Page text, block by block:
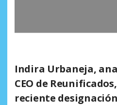
Indira Urbaneja,
CEO de Reunificados,
reciente